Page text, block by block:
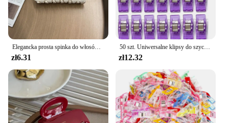
zł6.31
50 szt. Uniwersalne klipsy do szycia kolorowe klipsy plastikowe rękodzieło szydełkowanie dziewiarskie klipsy zabezpieczające różne kolory spinacze do wiązania papier
zł12.32